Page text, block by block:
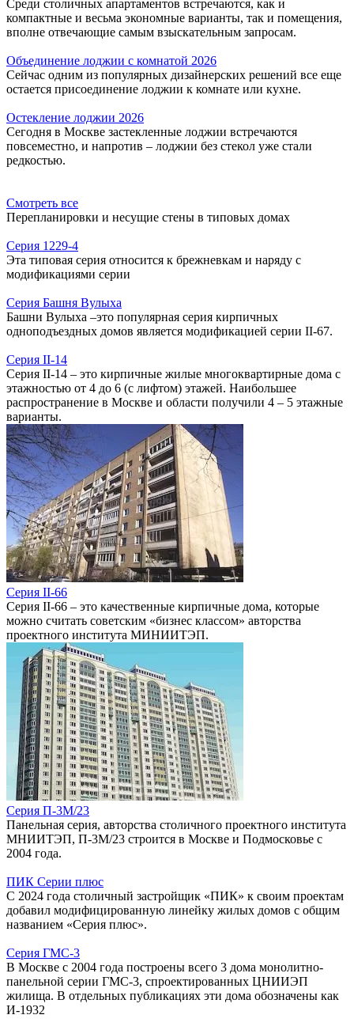
Среди столичных апартаментов встречаются, как и
компактные и весьма экономные варианты, так и помещения,
вполне отвечающие самым взыскательным запросам.
Объединение лоджии с комнатой 2026
Сейчас одним из популярных дизайнерских решений все еще
остается присоединение лоджии к комнате или кухне.
Остекление лоджии 2026
Сегодня в Москве застекленные лоджии встречаются
повсеместно, и напротив – лоджии без стекол уже стали
редкостью.
Смотреть все
Перепланировки и несущие стены в типовых домах
Серия 1229-4
Эта типовая серия относится к брежневкам и наряду с
модификациями серии
Серия Башня Вулыха
Башни Вулыха –это популярная серия кирпичных
одноподъездных домов является модификацией серии II-67.
Серия II-14
Серия II-14 – это кирпичные жилые многоквартирные дома с
этажностью от 4 до 6 (с лифтом) этажей. Наибольшее
распространение в Москве и области получили 4 – 5 этажные
варианты.
Серия II-66
Серия II-66 – это качественные кирпичные дома, которые
можно считать советским «бизнес классом» авторства
проектного института МИНИИТЭП.
Серия П-3М/23
Панельная серия, авторства столичного проектного института
МНИИТЭП, П-3М/23 строится в Москве и Подмосковье с
2004 года.
ПИК Серии плюс
С 2024 года столичный застройщик «ПИК» к своим проектам
добавил модифицированную линейку жилых домов с общим
названием «Серия плюс».
Серия ГМС-3
В Москве с 2004 года построены всего 3 дома монолитно-
панельной серии ГМС-3, спроектированных ЦНИИЭП
жилища. В отдельных публикациях эти дома обозначены как
И-1932